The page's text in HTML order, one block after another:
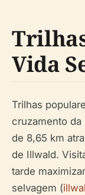
Vida
Trilhas
cruzamento
de 8,65 km
de Illwald.
tarde
selvagem (